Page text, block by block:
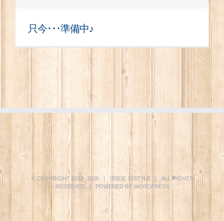
只今･･･準備中♪
© COPYRIGHT 2012- 2026 | 理容室 10STYLE| ALL RIGHTS
RESERVED | POWERED BY WORDPRESS